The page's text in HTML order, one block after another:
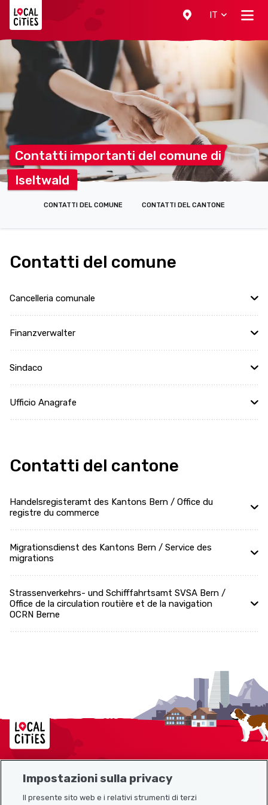
IT
Contatti importanti del comune di
Iseltwald
CONTATTI DEL COMUNE CONTATTI DEL CANTONE
Contatti del comune
Cancelleria comunale
Finanzverwalter
Sindaco
Ufficio Anagrafe
Contatti del cantone
Handelsregisteramt des Kantons Bern / Office du
registre du commerce
Migrationsdienst des Kantons Bern / Service des
migrations
Strassenverkehrs- und Schifffahrtsamt SVSA Bern /
Office de la circulation routière et de la navigation
OCRN Berne
Localcities
Impostazioni sulla privacy
Il presente sito web e i relativi strumenti di terzi